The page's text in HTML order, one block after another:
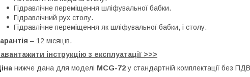
Гідравлічне переміщення шліфувальної бабки.
Гідравлічний рух столу.
Гідравлічне переміщення як шліфувальної бабки, і столу.
– 12 місяців.
інструкцію з експлуатації >>>
нижче дана для моделі MCG-72у стандартній комплектації без